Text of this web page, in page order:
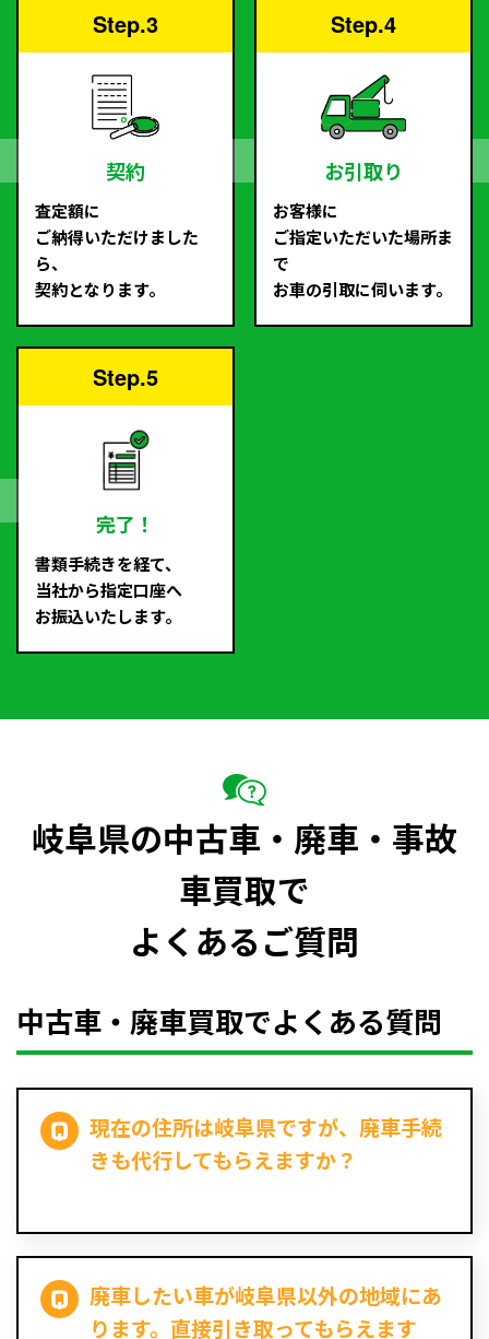
Step.3
契約
査定額に
ご納得いただけました
ら、
契約となります。
Step.4
お引取り
お客様に
ご指定いただいた場所ま
で
お車の引取に伺います。
Step.5
完了！
書類手続きを経て、
当社から指定口座へ
お振込いたします。
岐阜県の中古車・廃車・事故
車買取で
よくあるご質問
中古車・廃車買取でよくある質問
現在の住所は岐阜県ですが、廃車手続
きも代行してもらえますか？
廃車したい車が岐阜県以外の地域にあ
ります。直接引き取ってもらえます